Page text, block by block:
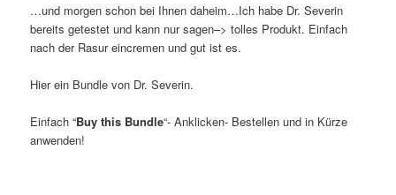
…und morgen schon bei Ihnen daheim…Ich habe Dr. Severin
bereits getestet und kann nur sagen–> tolles Produkt. Einfach
nach der Rasur eincremen und gut ist es.
Hier ein Bundle von Dr. Severin.
Einfach “Buy this Bundle“- Anklicken- Bestellen und in Kürze
anwenden!